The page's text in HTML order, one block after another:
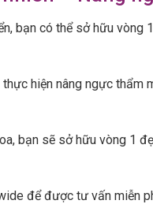
bạn có thể sở hữu
hiện nâng ngực thẩm
bạn sẽ sở hữu vòng 1
để được tư vấn miễn